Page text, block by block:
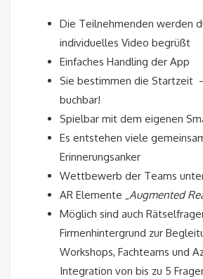
Die Teilnehmenden werden
individuelles Video begrüßt
Einfaches Handling der App
Sie bestimmen die Startzeit
buchbar!
Spielbar mit dem eigenen
Es entstehen viele
Erinnerungsanker
Wettbewerb der Teams
AR Elemente „Augmented
Möglich sind auch
Firmenhintergrund zur
Workshops, Fachteams und
Integration von bis zu 5